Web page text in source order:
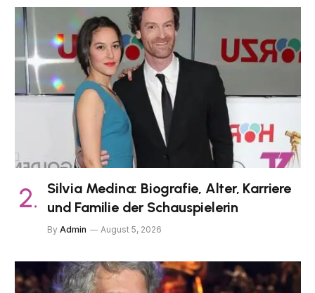
Silvia Medina: Biografie, Alter, Karriere
und Familie der Schauspielerin
By Admin August 5, 2026